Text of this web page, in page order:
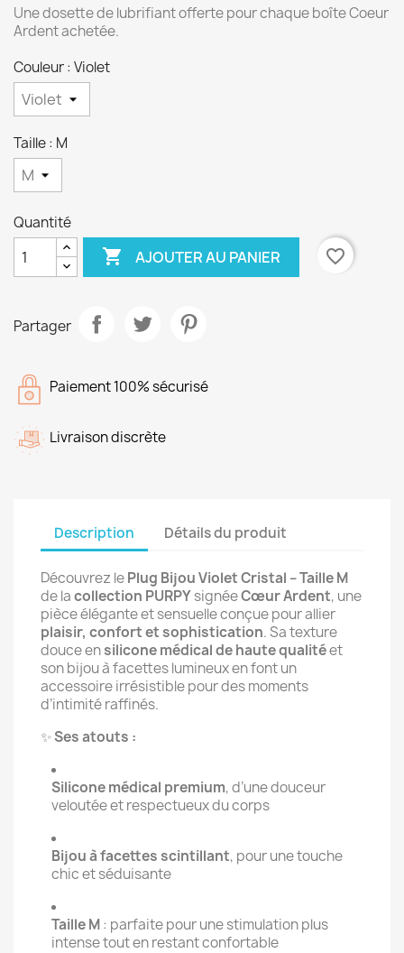
Une dosette de lubrifiant offerte pour chaque boîte Coeur
Ardent achetée.
Couleur : Violet
Taille : M
Quantité
 AJOUTER AU PANIER favorite_border
Partager
Paiement 100% sécurisé
Livraison discrète
Description Détails du produit
Découvrez lePlug Bijou Violet Cristal – Taille M
de lacollection PURPYsignéeCœur Ardent, une
pièce élégante et sensuelle conçue pour allier
plaisir, confort et sophistication. Sa texture
douce ensilicone médical de haute qualitéet
son bijou à facettes lumineux en font un
accessoire irrésistible pour des moments
d’intimité raffinés.
✨Ses atouts :
Silicone médical premium, d’une douceur
veloutée et respectueux du corps
Bijou à facettes scintillant, pour une touche
chic et séduisante
Taille M: parfaite pour une stimulation plus
intense tout en restant confortable